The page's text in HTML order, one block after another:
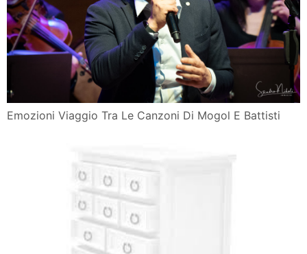
Emozioni Viaggio Tra Le Canzoni Di Mogol E Battisti